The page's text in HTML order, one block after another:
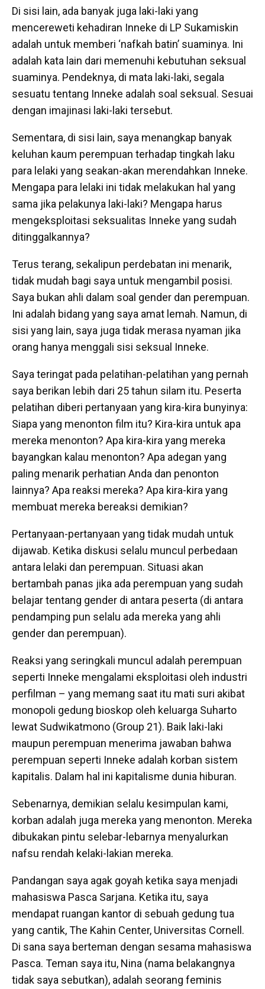
Di sisi lain, ada banyak juga laki-laki yang
mencereweti kehadiran Inneke di LP Sukamiskin
adalah untuk memberi ‘nafkah batin’ suaminya. Ini
adalah kata lain dari memenuhi kebutuhan seksual
suaminya. Pendeknya, di mata laki-laki, segala
sesuatu tentang Inneke adalah soal seksual. Sesuai
dengan imajinasi laki-laki tersebut.
Sementara, di sisi lain, saya menangkap banyak
keluhan kaum perempuan terhadap tingkah laku
para lelaki yang seakan-akan merendahkan Inneke.
Mengapa para lelaki ini tidak melakukan hal yang
sama jika pelakunya laki-laki? Mengapa harus
mengeksploitasi seksualitas Inneke yang sudah
ditinggalkannya?
Terus terang, sekalipun perdebatan ini menarik,
tidak mudah bagi saya untuk mengambil posisi.
Saya bukan ahli dalam soal gender dan perempuan.
Ini adalah bidang yang saya amat lemah. Namun, di
sisi yang lain, saya juga tidak merasa nyaman jika
orang hanya menggali sisi seksual Inneke.
Saya teringat pada pelatihan-pelatihan yang pernah
saya berikan lebih dari 25 tahun silam itu. Peserta
pelatihan diberi pertanyaan yang kira-kira bunyinya:
Siapa yang menonton film itu? Kira-kira untuk apa
mereka menonton? Apa kira-kira yang mereka
bayangkan kalau menonton? Apa adegan yang
paling menarik perhatian Anda dan penonton
lainnya? Apa reaksi mereka? Apa kira-kira yang
membuat mereka bereaksi demikian?
Pertanyaan-pertanyaan yang tidak mudah untuk
dijawab. Ketika diskusi selalu muncul perbedaan
antara lelaki dan perempuan. Situasi akan
bertambah panas jika ada perempuan yang sudah
belajar tentang gender di antara peserta (di antara
pendamping pun selalu ada mereka yang ahli
gender dan perempuan).
Reaksi yang seringkali muncul adalah perempuan
seperti Inneke mengalami eksploitasi oleh industri
perfilman – yang memang saat itu mati suri akibat
monopoli gedung bioskop oleh keluarga Suharto
lewat Sudwikatmono (Group 21). Baik laki-laki
maupun perempuan menerima jawaban bahwa
perempuan seperti Inneke adalah korban sistem
kapitalis. Dalam hal ini kapitalisme dunia hiburan.
Sebenarnya, demikian selalu kesimpulan kami,
korban adalah juga mereka yang menonton. Mereka
dibukakan pintu selebar-lebarnya menyalurkan
nafsu rendah kelaki-lakian mereka.
Pandangan saya agak goyah ketika saya menjadi
mahasiswa Pasca Sarjana. Ketika itu, saya
mendapat ruangan kantor di sebuah gedung tua
yang cantik, The Kahin Center, Universitas Cornell.
Di sana saya berteman dengan sesama mahasiswa
Pasca. Teman saya itu, Nina (nama belakangnya
tidak saya sebutkan), adalah seorang feminis